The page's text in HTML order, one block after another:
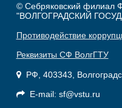
© Себряковский филиал
"ВОЛГОГРАДСКИЙ
Противодействие
Реквизиты СФ ВолгГТУ
РФ, 403343,
E-mail: sf@vstu.ru